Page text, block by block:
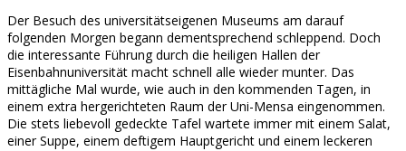
Der Besuch des universitätseigenen Museums am darauf
folgenden Morgen begann dementsprechend schleppend. Doch
die interessante Führung durch die heiligen Hallen der
Eisenbahnuniversität macht schnell alle wieder munter. Das
mittägliche Mal wurde, wie auch in den kommenden Tagen, in
einem extra hergerichteten Raum der Uni-Mensa eingenommen.
Die stets liebevoll gedeckte Tafel wartete immer mit einem Salat,
einer Suppe, einem deftigem Hauptgericht und einem leckeren